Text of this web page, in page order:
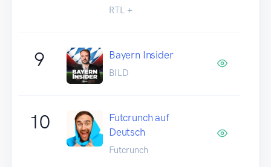
RTL +
9 Bayern Insider
BILD
10
Futcrunch auf
Deutsch
Futcrunch